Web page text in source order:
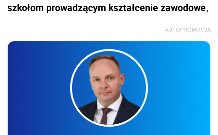
szkołom prowadzącym kształcenie zawodowe,
AUTOPROMOCJA